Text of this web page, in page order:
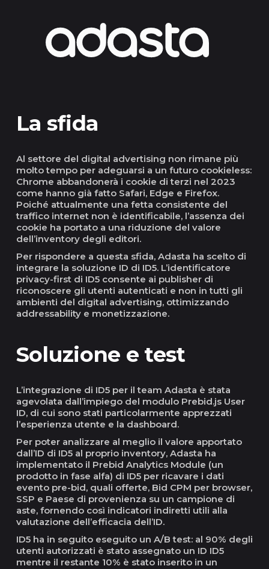
La sfida
Al settore del digital advertising non rimane più
molto tempo per adeguarsi a un futuro cookieless:
Chrome abbandonerà i cookie di terzi nel 2023
come hanno già fatto Safari, Edge e Firefox.
Poiché attualmente una fetta consistente del
traffico internet non è identificabile, l’assenza dei
cookie ha portato a una riduzione del valore
dell’inventory degli editori.
Per rispondere a questa sfida, Adasta ha scelto di
integrare la soluzione ID di ID5. L’identificatore
privacy-first di ID5 consente ai publisher di
riconoscere gli utenti autenticati e non in tutti gli
ambienti del digital advertising, ottimizzando
addressability e monetizzazione.
Soluzione e test
L’integrazione di ID5 per il team Adasta è stata
agevolata dall’impiego del modulo Prebid.js User
ID, di cui sono stati particolarmente apprezzati
l’esperienza utente e la dashboard.
Per poter analizzare al meglio il valore apportato
dall’ID di ID5 al proprio inventory, Adasta ha
implementato il Prebid Analytics Module (un
prodotto in fase alfa) di ID5 per ricavare i dati
evento pre-bid, quali offerte, Bid CPM per browser,
SSP e Paese di provenienza su un campione di
aste, fornendo così indicatori indiretti utili alla
valutazione dell’efficacia dell’ID.
ID5 ha in seguito eseguito un A/B test: al 90% degli
utenti autorizzati è stato assegnato un ID ID5
mentre il restante 10% è stato inserito in un